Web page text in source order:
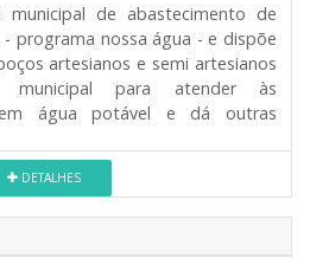
municipal de abastecimento de
programa nossa água - e dispõe
artesianos e semi artesianos
para atender às
água potável e dá outras
DETALHES